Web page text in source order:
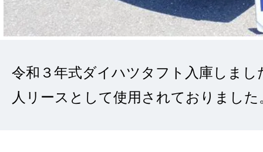
令和３年式ダイハツタフト入庫しま
人リースとして使用されておりました